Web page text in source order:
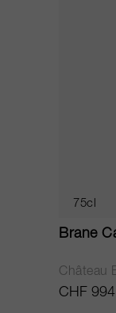
75cl
Brane
Château
CHF